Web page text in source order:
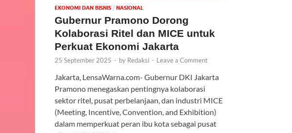
EKONOMI DAN BISNIS / NASIONAL
Gubernur Pramono Dorong
Kolaborasi Ritel dan MICE untuk
Perkuat Ekonomi Jakarta
25 September 2025 - by Redaksi - Leave a Comment
Jakarta, LensaWarna.com- Gubernur DKI Jakarta
Pramono menegaskan pentingnya kolaborasi
sektor ritel, pusat perbelanjaan, dan industri MICE
(Meeting, Incentive, Convention, and Exhibition)
dalam memperkuat peran ibu kota sebagai pusat